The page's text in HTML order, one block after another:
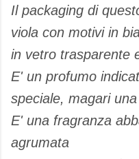
Il packaging di
viola con motivi in
in vetro trasparente
E' un profumo
speciale, magari
E' una fragranza
agrumata